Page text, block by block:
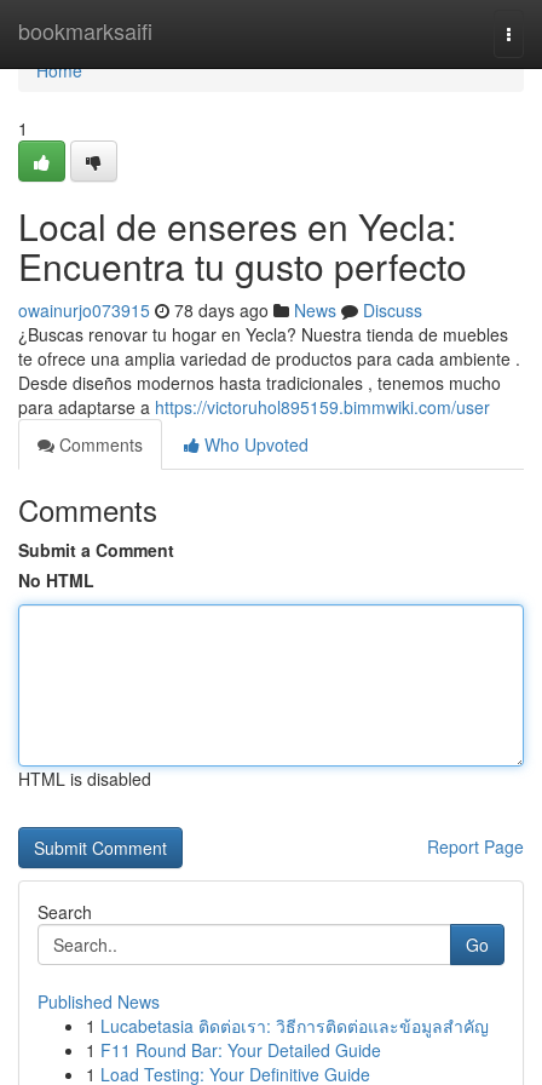
bookmarksaifi
Home
Home
1
Local de enseres en Yecla:
Encuentra tu gusto perfecto
owainurjo073915 78 days ago News
Discuss
¿Buscas renovar tu hogar en Yecla? Nuestra tienda de muebles
te ofrece una amplia variedad de productos para cada ambiente .
Desde diseños modernos hasta tradicionales , tenemos mucho
para adaptarse a https://victoruhol895159.bimmwiki.com/user
Comments
Who Upvoted
Comments
Submit a Comment
No HTML
HTML is disabled
Report Page
Search
Go
Published News
1 Lucabetasia ติดต่อเรา: วิธีการติดต่อและข้อมูลสำคัญ
1 F11 Round Bar: Your Detailed Guide
1 Load Testing: Your Definitive Guide